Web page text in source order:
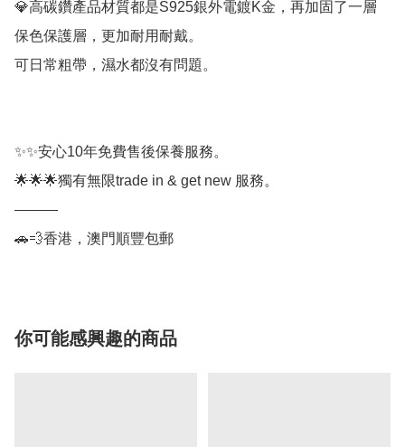
💎高碳鑽產品材質都是S925銀外電鍍K金，再加固了一層
保色保護層，更加耐用耐戴。
可日常粗帶，濕水都沒有問題。
✨✨安心10年免費售後保養服務。
🌟🌟🌟獨有無限trade in & get new 服務。
———
🚗💨香港，澳門順豐包郵
你可能感興趣的商品